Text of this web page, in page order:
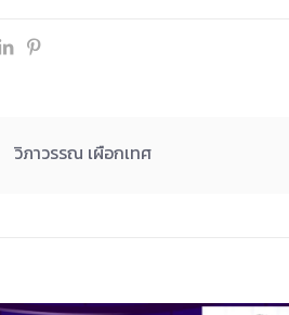
วิภาวรรณ เผือกเทศ